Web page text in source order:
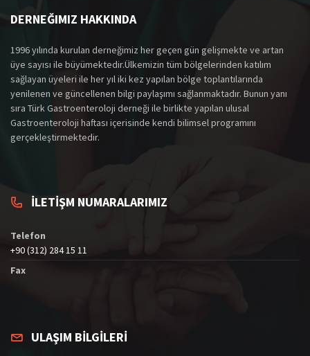
DERNEĞIMIZ HAKKINDA
1996 yılında kurulan derneğimiz her geçen gün gelişmekte ve artan
üye sayısı ile büyümektedir.Ülkemizin tüm bölgelerinden katılım
sağlayan üyeleri ile her yıl iki kez yapılan bölge toplantılarında
yenilenen ve güncellenen bilgi paylaşımı sağlanmaktadır. Bunun yanı
sıra Türk Gastroenteroloji derneği ile birlikte yapılan ulusal
Gastroenteroloji haftası içerisinde kendi bilimsel programını
gerçekleştirmektedir.
İLETİŞM NUMARALARIMIZ
Telefon
+90 (312) 284 15 11
Fax
ULAŞIM BİLGİLERİ